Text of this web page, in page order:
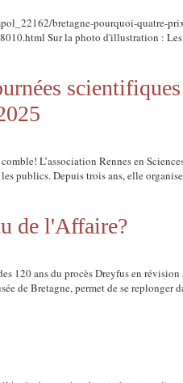
bretagne-pourquoi-quatre-
Sur la photo d'illustration :
L’association Rennes en
publics. Depuis trois ans, elle
de l'Affaire?
120 ans du procès Dreyfus en révision
de Bretagne, permet de se replonger